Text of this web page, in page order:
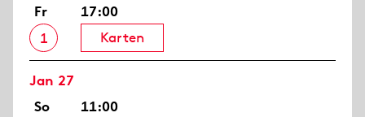
Fr
1
17:00
Karten
Jan 27
So
11:00